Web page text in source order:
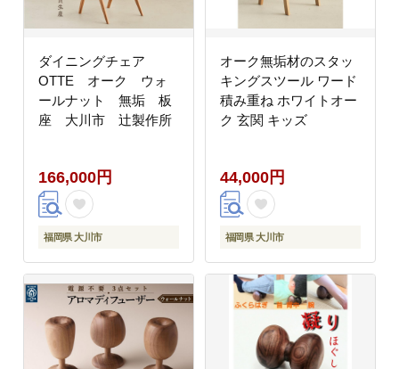
ダイニングチェア
OTTE オーク ウォ
ールナット 無垢 板
座 大川市 辻製作所
166,000円
福岡県 大川市
オーク無垢材のスタッ
キングスツール ワード
積み重ね ホワイトオー
ク 玄関 キッズ
44,000円
福岡県 大川市